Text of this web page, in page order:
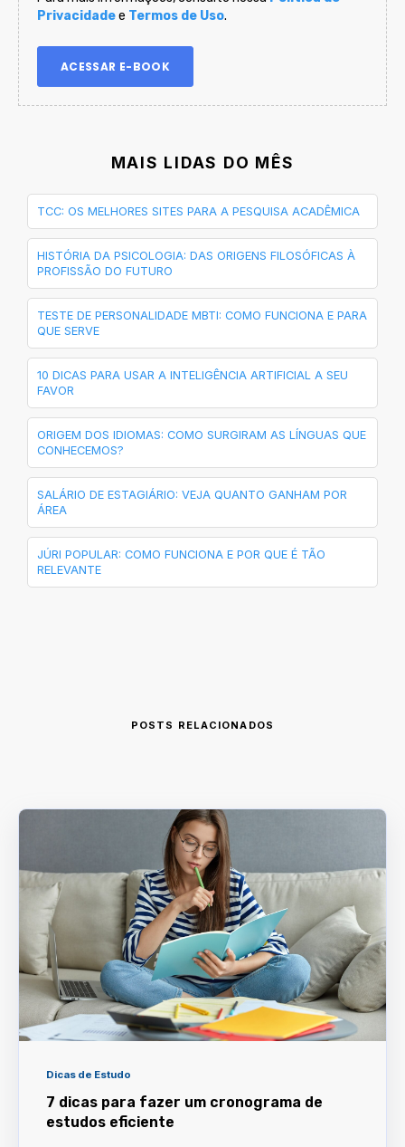
Privacidadee Termos de Uso.
MAIS LIDAS DO MÊS
TCC: OS MELHORES SITES PARA A PESQUISA ACADÊMICA
HISTÓRIA DA PSICOLOGIA: DAS ORIGENS FILOSÓFICAS À
PROFISSÃO DO FUTURO
TESTE DE PERSONALIDADE MBTI: COMO FUNCIONA E PARA
QUE SERVE
10 DICAS PARA USAR A INTELIGÊNCIA ARTIFICIAL A SEU
FAVOR
ORIGEM DOS IDIOMAS: COMO SURGIRAM AS LÍNGUAS QUE
CONHECEMOS?
SALÁRIO DE ESTAGIÁRIO: VEJA QUANTO GANHAM POR
ÁREA
JÚRI POPULAR: COMO FUNCIONA E POR QUE É TÃO
RELEVANTE
POSTS RELACIONADOS
Dicas de Estudo
7 dicas para fazer um cronograma de
estudos eficiente